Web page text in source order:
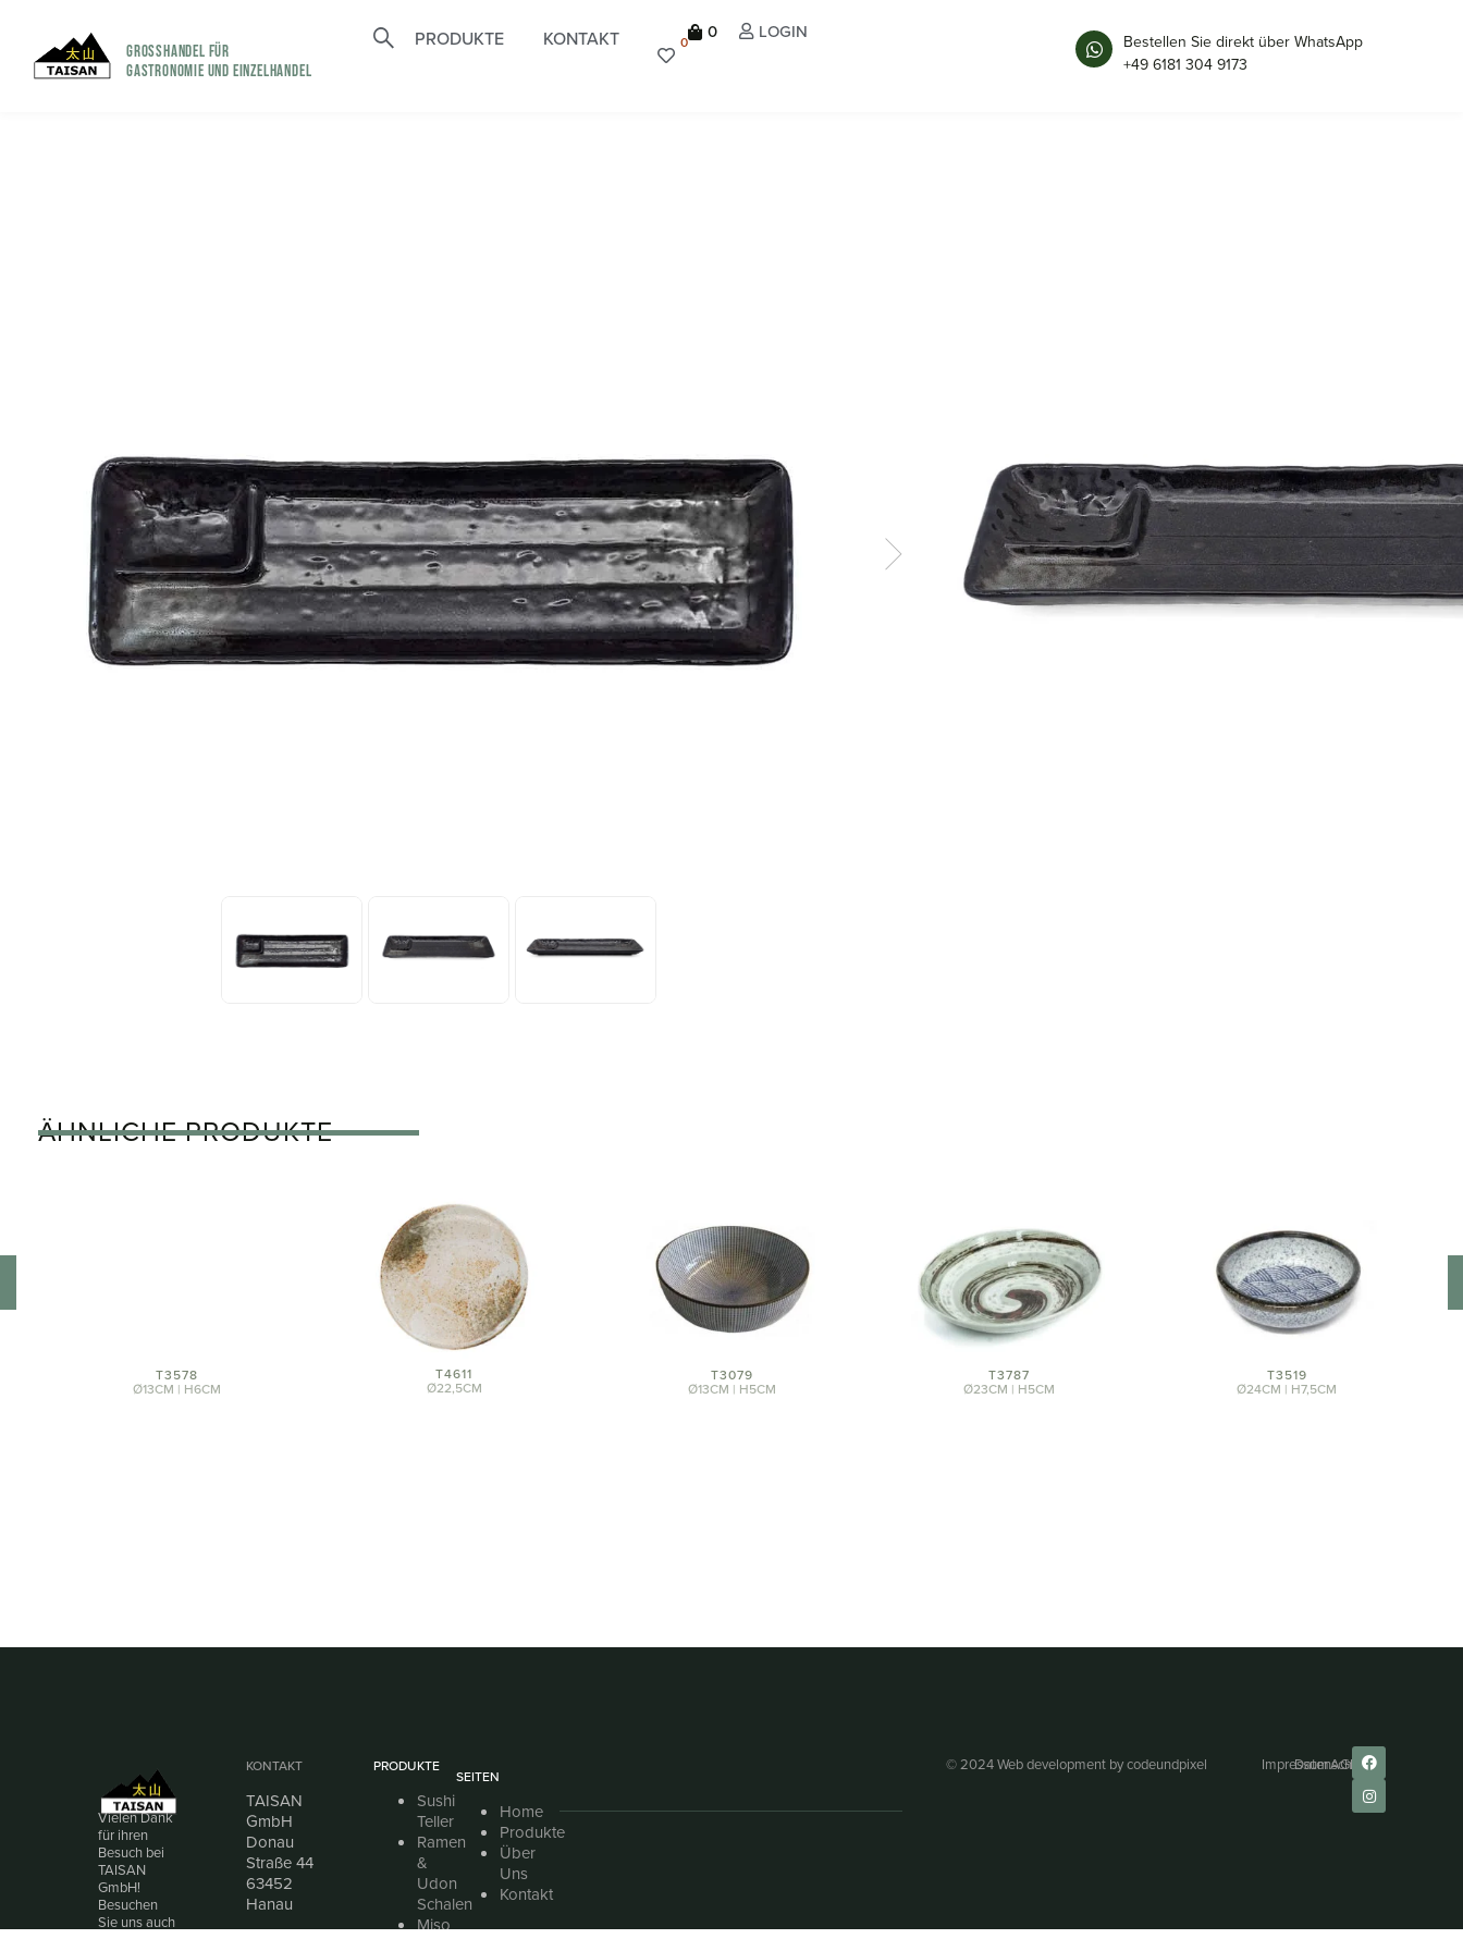
GROSSHANDEL FÜR
GASTRONOMIE UND EINZELHANDEL
PRODUKTE KONTAKT 0 0 LOGIN
Bestellen Sie direkt über WhatsApp
+49 6181 304 9173
Hersteller Japan
In den Warenkorb
Produktinformation
ÄHNLICHE PRODUKTE
T4611
Ø22,5CM
T3079
Ø13CM | H5CM
T3787
Ø23CM | H5CM
T3519
Ø24CM | H7,5CM
Vielen Dank
für ihren
Besuch bei
TAISAN
GmbH!
Besuchen
Sie uns auch
KONTAKT
TAISAN
GmbH
Donau
Straße 44
63452
Hanau
PRODUKTE
Sushi
Teller
Ramen
&
Udon
Schalen
Miso
SEITEN
Home
Produkte
Über
Uns
Kontakt
© 2024 Web development bycodeundpixel ImpressumDatenschutz
AGB